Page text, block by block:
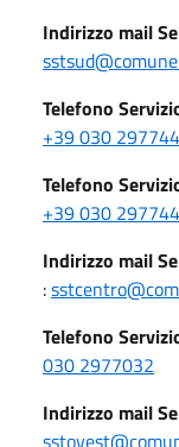
Indirizzo mail
Telefono
+39 030
Telefono
+39 030
Indirizzo mail
:
Telefono
030 2977032
Indirizzo mail